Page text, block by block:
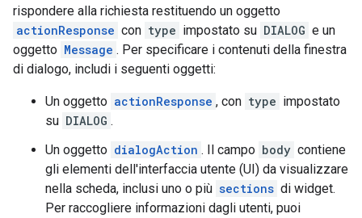
rispondere alla richiesta restituendo un oggetto
actionResponse con type impostato su DIALOG e un
oggetto Message . Per specificare i contenuti della finestra
di dialogo, includi i seguenti oggetti:
Un oggetto actionResponse , con type impostato
su DIALOG .
Un oggetto dialogAction . Il campo body contiene
gli elementi dell'interfaccia utente (UI) da visualizzare
nella scheda, inclusi uno o più sections di widget.
Per raccogliere informazioni dagli utenti, puoi